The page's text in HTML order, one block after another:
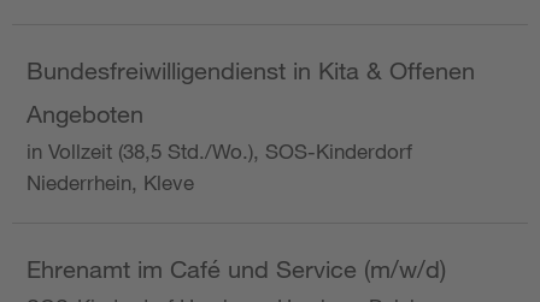
Bundesfreiwilligendienst in Kita & Offenen
Angeboten
in Vollzeit (38,5 Std./Wo.), SOS-Kinderdorf
Niederrhein, Kleve
Ehrenamt im Café und Service (m/w/d)